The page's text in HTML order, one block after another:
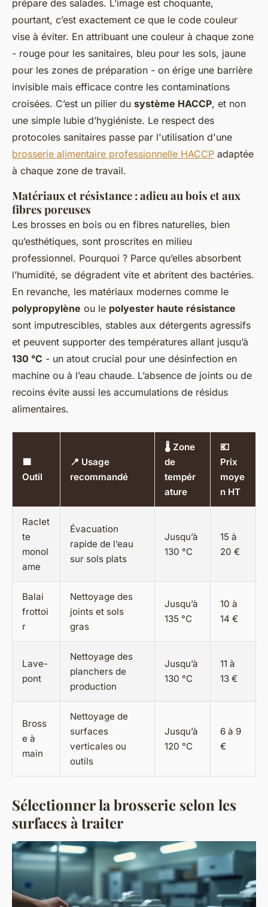
prépare des salades. L’image est choquante,
pourtant, c’est exactement ce que le code couleur
vise à éviter. En attribuant une couleur à chaque zone
- rouge pour les sanitaires, bleu pour les sols, jaune
pour les zones de préparation - on érige une barrière
invisible mais efficace contre les contaminations
croisées. C’est un pilier du système HACCP, et non
une simple lubie d’hygiéniste. Le respect des
protocoles sanitaires passe par l'utilisation d'une
brosserie alimentaire professionnelle HACCP adaptée
à chaque zone de travail.
Matériaux et résistance : adieu au bois et aux
fibres poreuses
Les brosses en bois ou en fibres naturelles, bien
qu’esthétiques, sont proscrites en milieu
professionnel. Pourquoi ? Parce qu’elles absorbent
l’humidité, se dégradent vite et abritent des bactéries.
En revanche, les matériaux modernes comme le
polypropylène ou le polyester haute résistance
sont imputrescibles, stables aux détergents agressifs
et peuvent supporter des températures allant jusqu’à
130 °C - un atout crucial pour une désinfection en
machine ou à l’eau chaude. L’absence de joints ou de
recoins évite aussi les accumulations de résidus
alimentaires.
🟩
Outil
📍 Usage
recommandé
🌡️ Zone
de
tempér
ature
💶
Prix
moye
n HT
Raclet
te
monol
ame
Évacuation
rapide de l’eau
sur sols plats
Jusqu’à
130 °C
15 à
20 €
Balai
frottoi
r
Nettoyage des
joints et sols
gras
Jusqu’à
135 °C
10 à
14 €
Lave-
pont
Nettoyage des
planchers de
production
Jusqu’à
130 °C
11 à
13 €
Bross
e à
main
Nettoyage de
surfaces
verticales ou
outils
Jusqu’à
120 °C
6 à 9
€
Sélectionner la brosserie selon les
surfaces à traiter